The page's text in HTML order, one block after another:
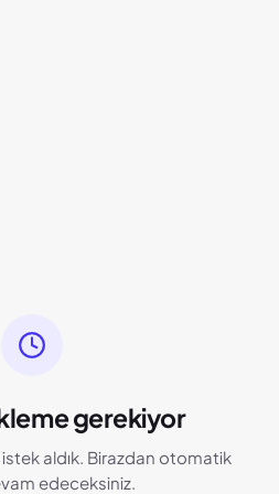
gerekiyor
aldık. Birazdan otomatik
edeceksiniz.